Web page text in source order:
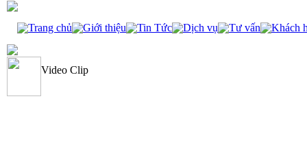
Trang chủ Giới thiệu Tin Tức Dịch vụ Tư vấn Khách
Video Clip